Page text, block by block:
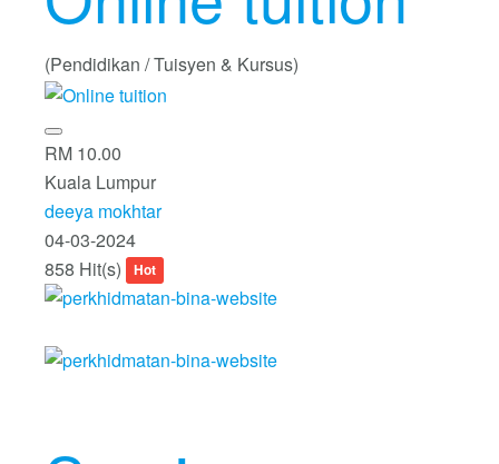
(Pendidikan / Tuisyen & Kursus)
RM 10.00
Kuala Lumpur
deeya mokhtar
04-03-2024
858 Hit(s)
Hot